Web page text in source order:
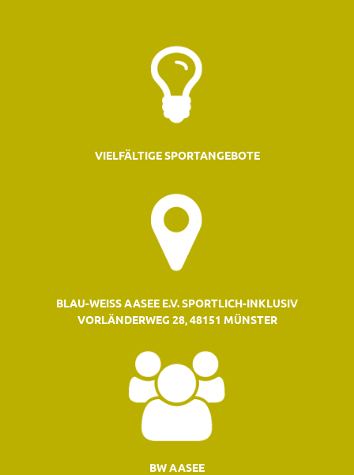
VIELFÄLTIGE SPORTANGEBOTE
BLAU-WEISS AASEE E.V. SPORTLICH-INKLUSIV
VORLÄNDERWEG 28, 48151 MÜNSTER
BW AASEE